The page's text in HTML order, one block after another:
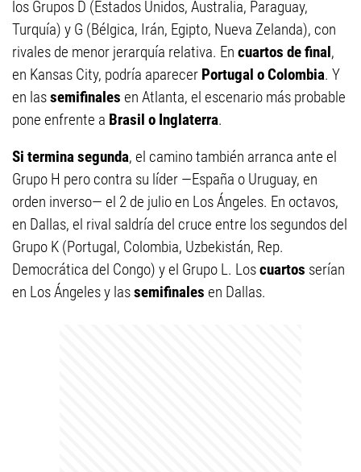
los Grupos D (Estados Unidos, Australia, Paraguay,
Turquía) y G (Bélgica, Irán, Egipto, Nueva Zelanda), con
rivales de menor jerarquía relativa. En cuartos de final,
en Kansas City, podría aparecer Portugal o Colombia. Y
en lassemifinales en Atlanta, el escenario más probable
pone enfrente a Brasil o Inglaterra.
Si termina segunda, el camino también arranca ante el
Grupo H pero contra su líder —España o Uruguay, en
orden inverso— el 2 de julio en Los Ángeles. En octavos,
en Dallas, el rival saldría del cruce entre los segundos del
Grupo K (Portugal, Colombia, Uzbekistán, Rep.
Democrática del Congo) y el Grupo L. Loscuartos serían
en Los Ángeles y lassemifinales en Dallas.